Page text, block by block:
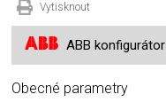
Vytisknout
ABB konfigurátor
Obecné parametry